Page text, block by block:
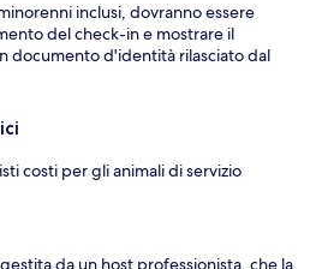
inclusi, dovranno essere
del check-in e mostrare il
documento d'identità rilasciato dal
costi per gli animali di servizio
da un host professionista, che la